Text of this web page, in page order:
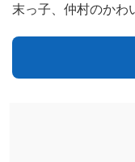
末っ子、仲村のかわ